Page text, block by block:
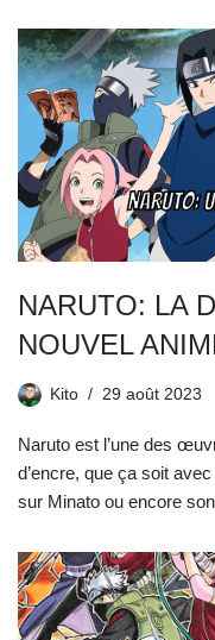
NARUTO: LA
NOUVEL
Kito 29 août 2023
Naruto est l’une des
d’encre, que ça soit
sur Minato ou encore